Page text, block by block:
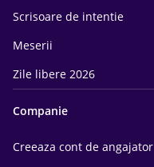
Scrisoare de intentie
Meserii
Zile libere 2026
Companie
Creeaza cont de angajator